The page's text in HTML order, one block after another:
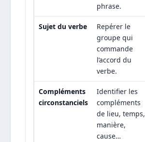
phrase.
Sujet du verbe
Repérer le
groupe qui
commande
l’accord du
verbe.
Compléments
circonstanciels
Identifier les
compléments
de lieu, temps,
manière,
cause…